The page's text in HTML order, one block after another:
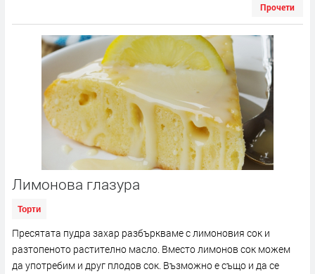
Прочети
Лимонова глазура
Торти
Пресятата пудра захар разбъркваме с лимоновия сок и
разтопеното растително масло. Вместо лимонов сок можем
да употребим и друг плодов сок. Възможно е също и да се